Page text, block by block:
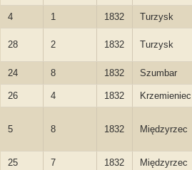
4 1 1832 Turzysk
28 2 1832 Turzysk
24 8 1832 Szumbar
26 4 1832 Krzemieniec
5 8 1832 Międzyrzec
25 7 1832 Międzyrzec